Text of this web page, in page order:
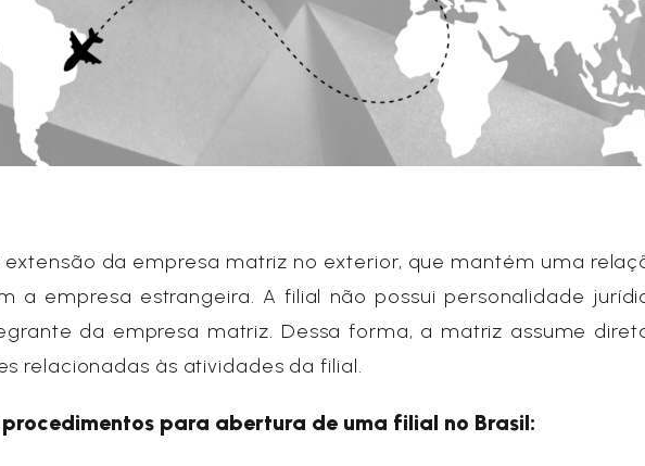
extensão da empresa matriz no exterior, que mantém uma
a empresa estrangeira. A filial não possui personalidade
da empresa matriz. Dessa forma, a matriz assume
relacionadas às atividades da filial.
procedimentos para abertura de uma filial no Brasil: